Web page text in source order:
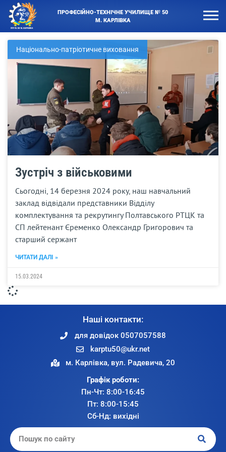
ПРОФЕСІЙНО-ТЕХНІЧНЕ УЧИЛИЩЕ № 50
М. КАРЛІВКА
Національно-патріотичне виховання
Зустріч з військовими
Сьогодні, 14 березня 2024 року, наш навчальний
заклад відвідали представники Відділу
комплектування та рекрутингу Полтавського РТЦК та
СП лейтенант Єременко Олександр Григорович та
старший сержант
ЧИТАТИ ДАЛІ »
15.03.2024
Наші контакти:
для довідок 0507057588
karptu50@ukr.net
м. Карлівка, вул. Радевича, 20
Графік роботи:
Пн-Чт: 8:00-16:45
Пт: 8:00-15:45
Сб-Нд: вихідні